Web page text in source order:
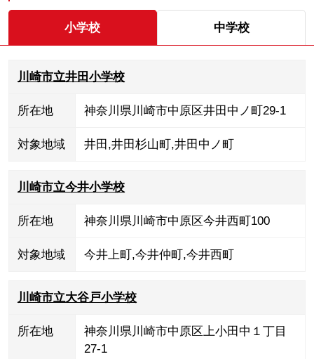
小学校 中学校
川崎市立井田小学校
所在地 神奈川県川崎市中原区井田中ノ町29-1
対象地域 井田 ,井田杉山町 ,井田中ノ町
川崎市立今井小学校
所在地 神奈川県川崎市中原区今井西町100
対象地域 今井上町 ,今井仲町 ,今井西町
川崎市立大谷戸小学校
所在地
神奈川県川崎市中原区上小田中１丁目
27-1